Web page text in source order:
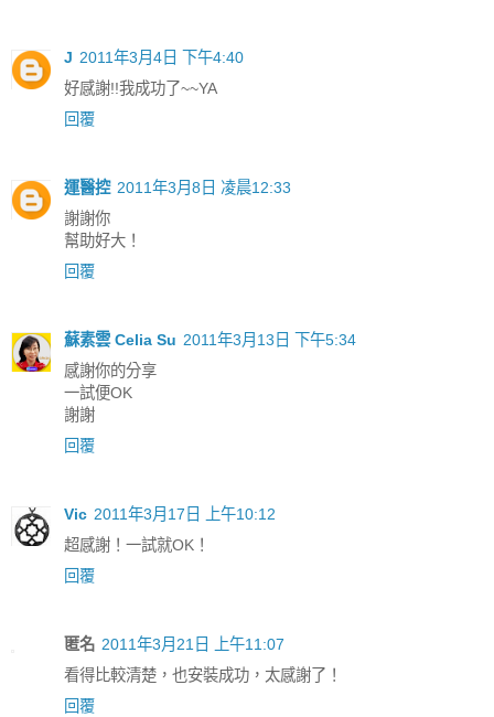
J 2011年3月4日 下午4:40
好感謝!!我成功了~~YA
回覆
運醫控 2011年3月8日 凌晨12:33
謝謝你
幫助好大！
回覆
蘇素雲 Celia Su 2011年3月13日 下午5:34
感謝你的分享
一試便OK
謝謝
回覆
Vic 2011年3月17日 上午10:12
超感謝！一試就OK！
回覆
匿名 2011年3月21日 上午11:07
看得比較清楚，也安裝成功，太感謝了！
回覆